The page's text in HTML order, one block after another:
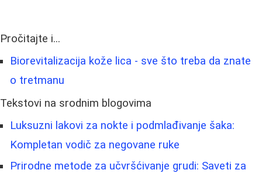
Pročitajte i...
Biorevitalizacija kože lica - sve što treba da znate
o tretmanu
Tekstovi na srodnim blogovima
Luksuzni lakovi za nokte i podmlađivanje šaka:
Kompletan vodič za negovane ruke
Prirodne metode za učvršćivanje grudi: Saveti za